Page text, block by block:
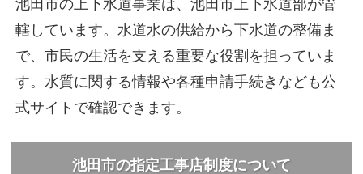
池田市の上下水道事業は、池田市上下水道部が管
轄しています。水道水の供給から下水道の整備ま
で、市民の生活を支える重要な役割を担っていま
す。水質に関する情報や各種申請手続きなども公
式サイトで確認できます。
池田市の指定工事店制度について